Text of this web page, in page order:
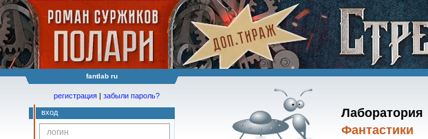
fantlab ru
Лаборатория
Фантастики
регистрация | забыли пароль?
вход